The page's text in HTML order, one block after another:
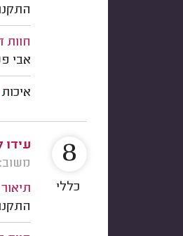
חוות
אבי
איכות
עידו
משוב: 17/05/2026
8
כללי